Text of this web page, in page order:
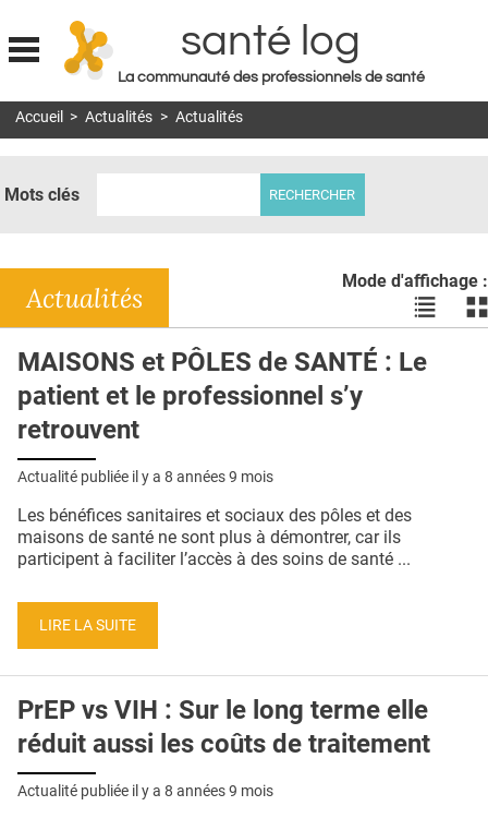
Jump to navigation
santé log
La communauté des professionnels de santé
MON COMPTE
DOSSIERS
RÉSEAUX
E-REVUE SAD
THÉMA
L'APP
PUBLICITÉ
CONTACT
Accueil > Actualités > Actualités
Mots clés
Mode d'affichage :
Voir
les
en
les
Actualités
MAISONS et PÔLES de SANTÉ : Le
patient et le professionnel s’y
retrouvent
Actualité publiée il y a 8 années 9 mois
Les bénéfices sanitaires et sociaux des pôles et des
maisons de santé ne sont plus à démontrer, car ils
participent à faciliter l’accès à des soins de santé ...
LIRE LA SUITE
PrEP vs VIH : Sur le long terme elle
réduit aussi les coûts de traitement
Actualité publiée il y a 8 années 9 mois